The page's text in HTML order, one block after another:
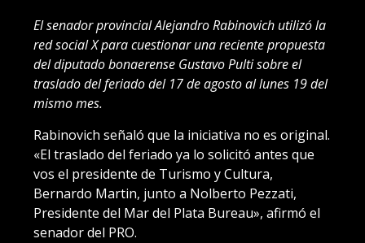
El senador provincial Alejandro Rabinovich utilizó la
red social X para cuestionar una reciente propuesta
del diputado bonaerense Gustavo Pulti sobre el
traslado del feriado del 17 de agosto al lunes 19 del
mismo mes.
Rabinovich señaló que la iniciativa no es original.
«El traslado del feriado ya lo solicitó antes que
vos el presidente de Turismo y Cultura,
Bernardo Martin, junto a Nolberto Pezzati,
Presidente del Mar del Plata Bureau», afirmó el
senador del PRO.